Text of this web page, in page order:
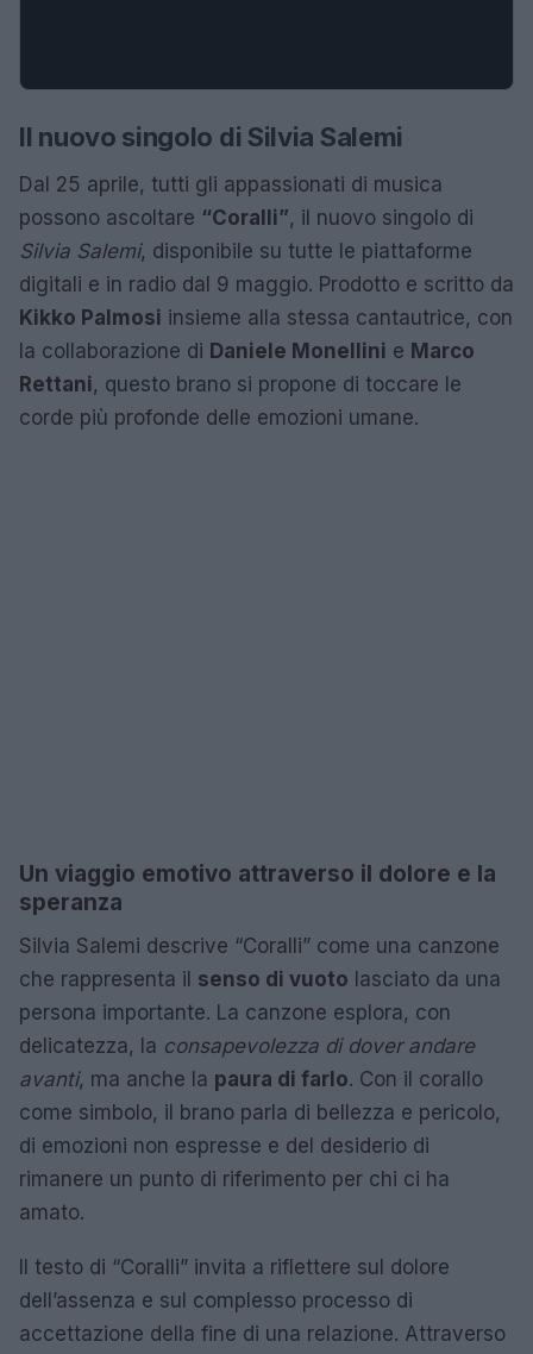
Il nuovo singolo di Silvia Salemi
Dal 25 aprile, tutti gli appassionati di musica
possono ascoltare “Coralli”, il nuovo singolo di
Silvia Salemi, disponibile su tutte le piattaforme
digitali e in radio dal 9 maggio. Prodotto e scritto da
Kikko Palmosi insieme alla stessa cantautrice, con
la collaborazione di Daniele Monellini e Marco
Rettani, questo brano si propone di toccare le
corde più profonde delle emozioni umane.
Un viaggio emotivo attraverso il dolore e la
speranza
Silvia Salemi descrive “Coralli” come una canzone
che rappresenta il senso di vuoto lasciato da una
persona importante. La canzone esplora, con
delicatezza, la consapevolezza di dover andare
avanti, ma anche la paura di farlo. Con il corallo
come simbolo, il brano parla di bellezza e pericolo,
di emozioni non espresse e del desiderio di
rimanere un punto di riferimento per chi ci ha
amato.
Il testo di “Coralli” invita a riflettere sul dolore
dell’assenza e sul complesso processo di
accettazione della fine di una relazione. Attraverso